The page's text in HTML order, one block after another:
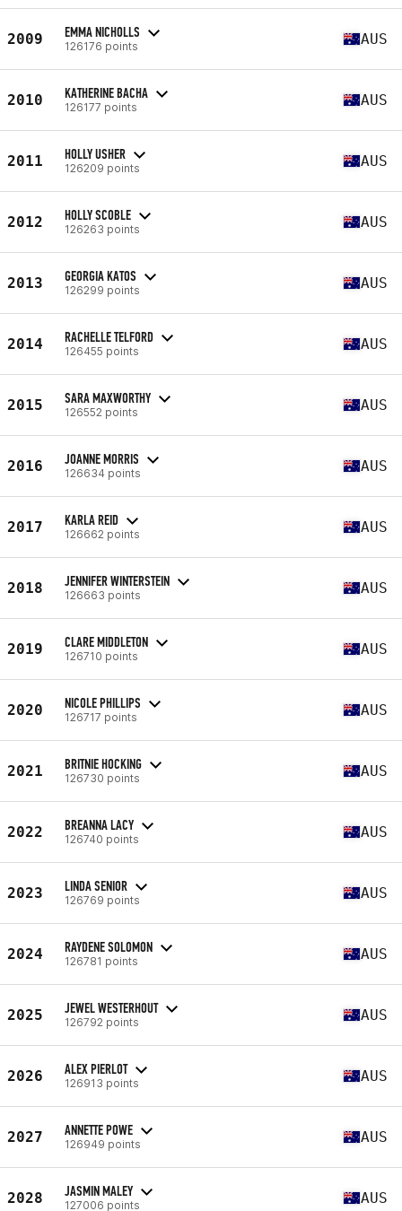
2009 EMMA NICHOLLS
126176 points AUS
2010 KATHERINE BACHA
126177 points AUS
2011 HOLLY USHER
126209 points AUS
2012 HOLLY SCOBLE
126263 points AUS
2013 GEORGIA KATOS
126299 points AUS
2014 RACHELLE TELFORD
126455 points AUS
2015 SARA MAXWORTHY
126552 points AUS
2016 JOANNE MORRIS
126634 points AUS
2017 KARLA REID
126662 points AUS
2018 JENNIFER WINTERSTEIN
126663 points AUS
2019 CLARE MIDDLETON
126710 points AUS
2020 NICOLE PHILLIPS
126717 points AUS
2021 BRITNIE HOCKING
126730 points AUS
2022 BREANNA LACY
126740 points AUS
2023 LINDA SENIOR
126769 points AUS
2024 RAYDENE SOLOMON
126781 points AUS
2025 JEWEL WESTERHOUT
126792 points AUS
2026 ALEX PIERLOT
126913 points AUS
2027 ANNETTE POWE
126949 points AUS
2028 JASMIN MALEY
127006 points AUS